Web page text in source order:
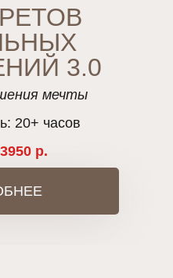
мечты
20+ часов
3950 р.
3.0